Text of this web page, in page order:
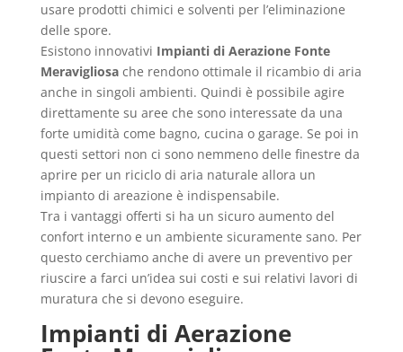
usare prodotti chimici e solventi per l’eliminazione
delle spore.
Esistono innovativi Impianti di Aerazione Fonte
Meravigliosache rendono ottimale il ricambio di aria
anche in singoli ambienti. Quindi è possibile agire
direttamente su aree che sono interessate da una
forte umidità come bagno, cucina o garage. Se poi in
questi settori non ci sono nemmeno delle finestre da
aprire per un riciclo di aria naturale allora un
impianto di areazione è indispensabile.
Tra i vantaggi offerti si ha un sicuro aumento del
confort interno e un ambiente sicuramente sano. Per
questo cerchiamo anche di avere un preventivo per
riuscire a farci un’idea sui costi e sui relativi lavori di
muratura che si devono eseguire.
Impianti di Aerazione